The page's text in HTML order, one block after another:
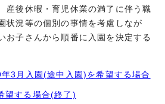
産後休暇・育児休業の満了に伴う職
状況等の個別の事情を考慮しなが
お子さんから順番に入園を決定する
3月入園(途中入園)を希望する場合
望する場合(終了)